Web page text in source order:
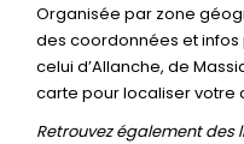
Organisée par zone
des coordonnées et
celui d’Allanche, de
carte pour localiser votre
Retrouvez également des